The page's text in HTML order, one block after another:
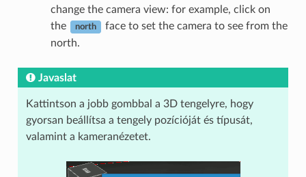
change the camera view: for example, click on
the
north
face to set the camera to see from the
north.
Javaslat
Kattintson a jobb gombbal a 3D tengelyre, hogy
gyorsan beállítsa a tengely pozícióját és típusát,
valamint a kameranézetet.